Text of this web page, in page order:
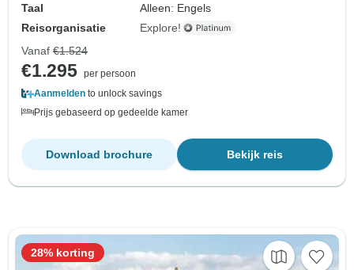
Taal
Alleen: Engels
Reisorganisatie
Explore!
Vanaf €1.524
€1.295 per persoon
Aanmelden to unlock savings
Prijs gebaseerd op gedeelde kamer
Bekijk reis
Download brochure
28% korting